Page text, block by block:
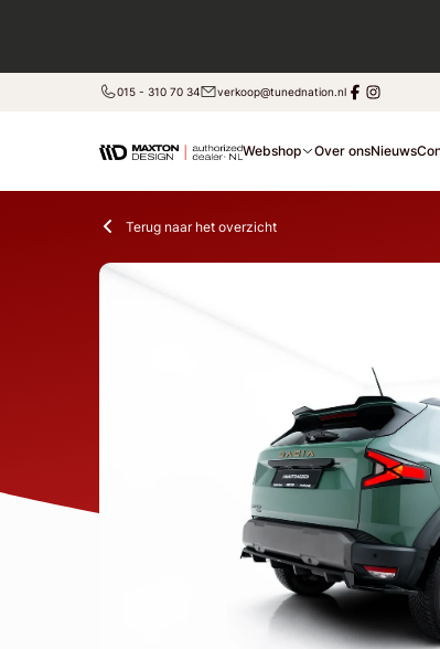
015 - 310 70 34 verkoop@tunednation.nl
Webshop Over onsNieuws
Terug naar het overzicht